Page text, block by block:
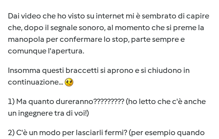
Dai video che ho visto su internet mi è sembrato di capire
che, dopo il segnale sonoro, al momento che si preme la
manopola per confermare lo stop, parte sempre e
comunque l'apertura.
Insomma questi braccetti si aprono e si chiudono in
continuazione...
1) Ma quanto dureranno????????? (ho letto che c'è anche
un ingegnere tra di voi!)
2) C'è un modo per lasciarli fermi? (per esempio quando